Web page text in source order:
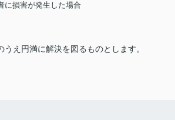
に損害が発生した場合
え円満に解決を図るものとします。